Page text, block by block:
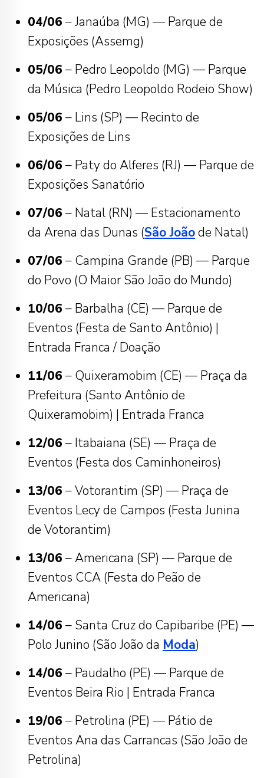
04/06 – Janaúba (MG) — Parque de
Exposições (Assemg)
05/06 – Pedro Leopoldo (MG) — Parque
da Música (Pedro Leopoldo Rodeio Show)
05/06 – Lins (SP) — Recinto de
Exposições de Lins
06/06 – Paty do Alferes (RJ) — Parque de
Exposições Sanatório
07/06 – Natal (RN) — Estacionamento
da Arena das Dunas (São Joãode Natal)
07/06 – Campina Grande (PB) — Parque
do Povo (O Maior São João do Mundo)
10/06 – Barbalha (CE) — Parque de
Eventos (Festa de Santo Antônio) |
Entrada Franca / Doação
11/06 – Quixeramobim (CE) — Praça da
Prefeitura (Santo Antônio de
Quixeramobim) | Entrada Franca
12/06 – Itabaiana (SE) — Praça de
Eventos (Festa dos Caminhoneiros)
13/06 – Votorantim (SP) — Praça de
Eventos Lecy de Campos (Festa Junina
de Votorantim)
13/06 – Americana (SP) — Parque de
Eventos CCA (Festa do Peão de
Americana)
14/06 – Santa Cruz do Capibaribe (PE) —
Polo Junino (São João da Moda)
14/06 – Paudalho (PE) — Parque de
Eventos Beira Rio | Entrada Franca
19/06 – Petrolina (PE) — Pátio de
Eventos Ana das Carrancas (São João de
Petrolina)